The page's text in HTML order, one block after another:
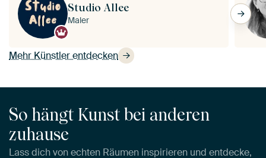
Mehr Künstler entdecken
Studio Allee
Maler
So hängt Kunst bei anderen
zuhause
Lass dich von echten Räumen inspirieren und entdecke,